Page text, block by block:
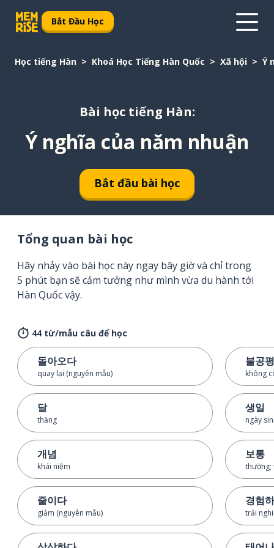
Bắt Đầu Học
Học tiếng Hàn Khoá Học Tiếng Hàn Quốc Xã hội Ý
Bài học tiếng Hàn:
Ý nghĩa của năm nhuận
Bắt đầu bài học
Tổng quan bài học
Hãy nhảy vào bài học này ngay bây giờ và chỉ trong
5 phút bạn sẽ cảm tưởng như mình vừa du hành tới
Hàn Quốc vậy.
44 từ/mẫu câu để học
돌아오다
quay lại (nguyên mẫu)
달
thăng
개념
khái niệm
줄이다
giảm (nguyên mẫu)
불공
không
생일
ngày
보통
thường;
경험
trải